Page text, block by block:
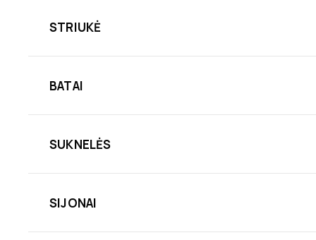
STRIUKĖ
BATAI
SUKNELĖS
SIJONAI